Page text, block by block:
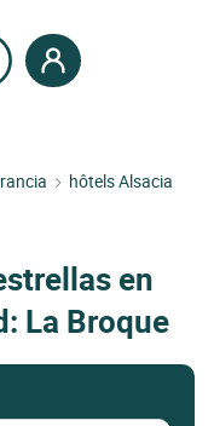
hôtels Alsacia
en
La Broque